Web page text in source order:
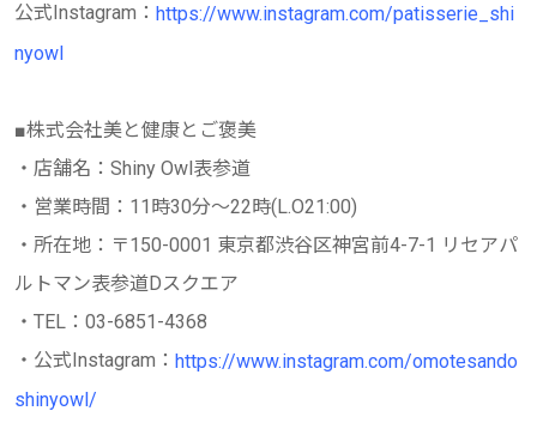
公式Instagram： https://www.instagram.com/patisserie_shi
nyowl
■株式会社美と健康とご褒美
・店舗名：Shiny Owl表参道
・営業時間：11時30分～22時(L.O21:00)
・所在地：〒150-0001 東京都渋谷区神宮前4-7-1 リセアパ
ルトマン表参道Dスクエア
・TEL：03-6851-4368
・公式Instagram： https://www.instagram.com/omotesando
shinyowl/